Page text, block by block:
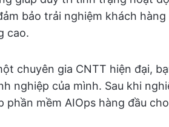
bảo trải nghiệm khách
cao.
chuyên gia CNTT hiện đại,
nghiệp của mình. Sau khi
phần mềm AIOps hàng đầu